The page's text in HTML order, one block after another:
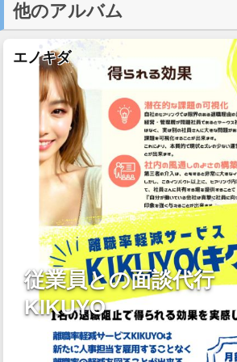
他のアルバム
エノキダ
従業員との面談代行
KIKUYO